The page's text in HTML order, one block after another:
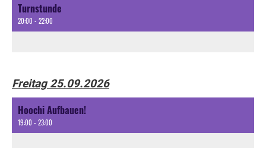
Turnstunde
20:00 - 22:00
Freitag 25.09.2026
Hoochi Aufbauen!
19:00 - 23:00